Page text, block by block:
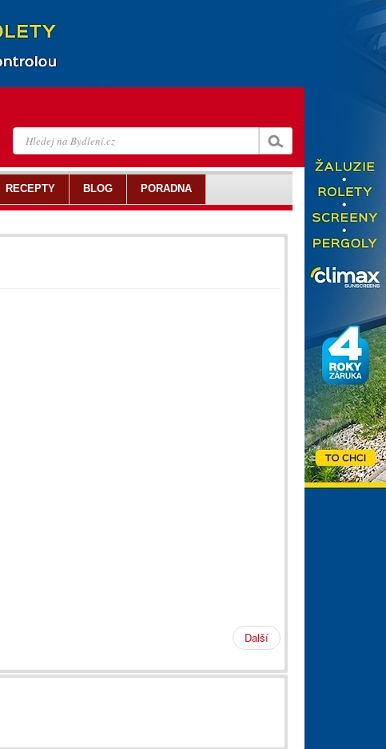
Další
RECEPTY BLOG PORADNA